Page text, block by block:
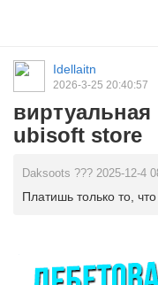
Idellaitn
2026-3-25 20:40:57
ubisoft store
Daksoots ??? 2025-12-4
Платишь только то,